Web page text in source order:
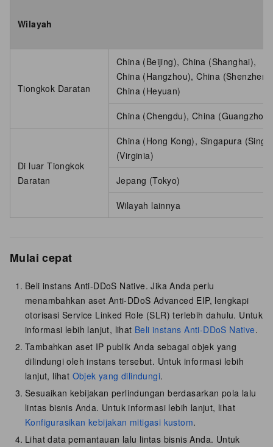
Wilayah
Tiongkok Daratan
China (Beijing), China (Shanghai),
China (Hangzhou), China
China (Heyuan)
China (Chengdu), China
Di luar Tiongkok
Daratan
China (Hong Kong), Singapura
(Virginia)
Jepang (Tokyo)
Wilayah lainnya
Mulai cepat
Beli instans Anti-DDoS Native. Jika Anda perlu
menambahkan aset Anti-DDoS Advanced EIP, lengkapi
otorisasi Service Linked Role (SLR) terlebih dahulu. Untuk
informasi lebih lanjut, lihat Beli instans Anti-DDoS Native.
Tambahkan aset IP publik Anda sebagai objek yang
dilindungi oleh instans tersebut. Untuk informasi lebih
lanjut, lihat Objek yang dilindungi.
Sesuaikan kebijakan perlindungan berdasarkan pola lalu
lintas bisnis Anda. Untuk informasi lebih lanjut, lihat
Konfigurasikan kebijakan mitigasi kustom.
Lihat data pemantauan lalu lintas bisnis Anda. Untuk